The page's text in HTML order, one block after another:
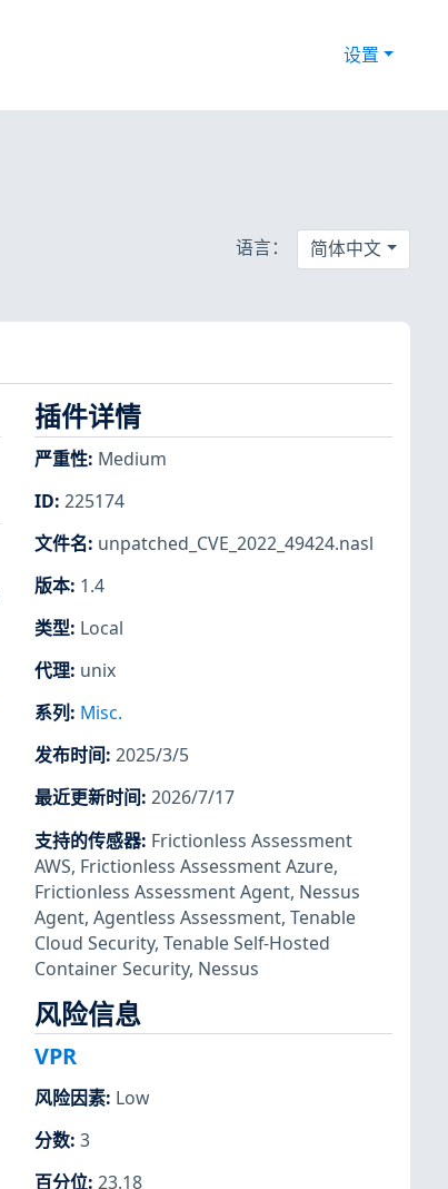
设置
语言： 简体中文
插件详情
严重性: Medium
ID: 225174
文件名: unpatched_CVE_2022_49424.nasl
版本: 1.4
类型: Local
代理: unix
系列 : Misc.
发布时间: 2025/3/5
最近更新时间: 2026/7/17
支持的传感器: Frictionless Assessment
AWS, Frictionless Assessment Azure,
Frictionless Assessment Agent, Nessus
Agent, Agentless Assessment, Tenable
Cloud Security, Tenable Self-Hosted
Container Security, Nessus
风险信息
VPR
风险因素: Low
分数: 3
百分位: 23.18